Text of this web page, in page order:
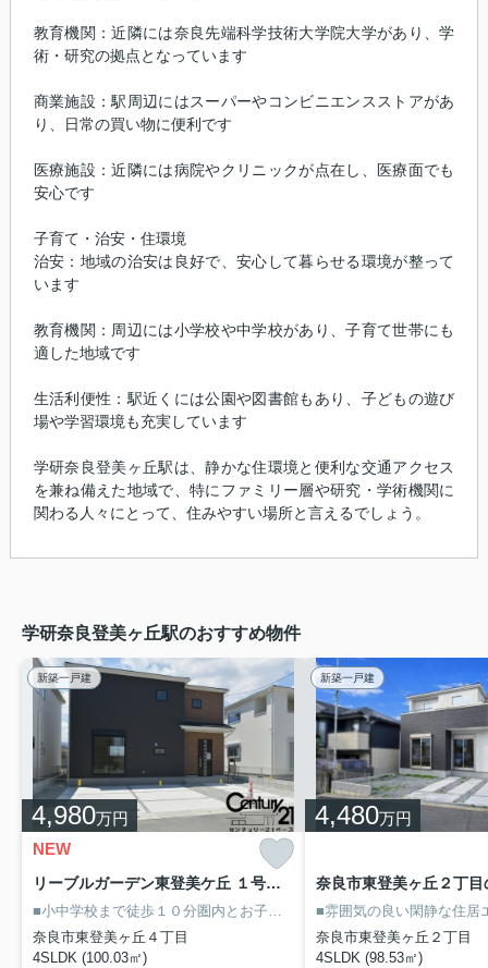
教育機関：近隣には奈良先端科学技術大学院大学があり、学
術・研究の拠点となっています
商業施設：駅周辺にはスーパーやコンビニエンスストアがあ
り、日常の買い物に便利です
医療施設：近隣には病院やクリニックが点在し、医療面でも
安心です
子育て・治安・住環境
治安：地域の治安は良好で、安心して暮らせる環境が整って
います
教育機関：周辺には小学校や中学校があり、子育て世帯にも
適した地域です
生活利便性：駅近くには公園や図書館もあり、子どもの遊び
場や学習環境も充実しています
学研奈良登美ヶ丘駅は、静かな住環境と便利な交通アクセス
を兼ね備えた地域で、特にファミリー層や研究・学術機関に
関わる人々にとって、住みやすい場所と言えるでしょう。
学研奈良登美ヶ丘駅のおすすめ物件
新築一戸建
4,980万円
NEW
リーブルガーデン東登美ケ丘 １号棟 ／新築一戸建
■小中学校まで徒歩１０分圏内とお子様にも優しい住環境！
■性能評価
奈良市東登美ヶ丘４丁目
4SLDK (100.03㎡)
新築一戸建
4,480万円
奈良市東登美ヶ丘２丁
奈良市東登美ヶ丘２丁目
4SLDK (98.53㎡)